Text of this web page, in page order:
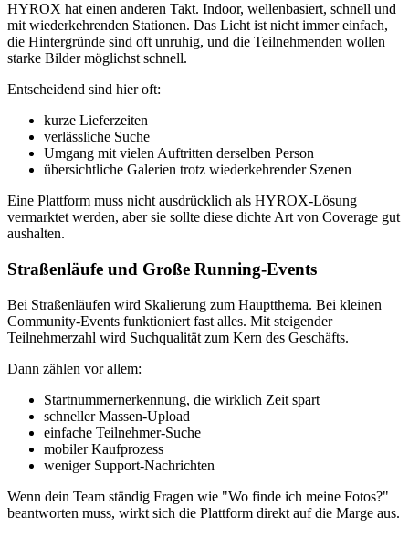
HYROX hat einen anderen Takt. Indoor, wellenbasiert, schnell und
mit wiederkehrenden Stationen. Das Licht ist nicht immer einfach,
die Hintergründe sind oft unruhig, und die Teilnehmenden wollen
starke Bilder möglichst schnell.
Entscheidend sind hier oft:
kurze Lieferzeiten
verlässliche Suche
Umgang mit vielen Auftritten derselben Person
übersichtliche Galerien trotz wiederkehrender Szenen
Eine Plattform muss nicht ausdrücklich als HYROX-Lösung
vermarktet werden, aber sie sollte diese dichte Art von Coverage gut
aushalten.
Straßenläufe und Große Running-Events
Bei Straßenläufen wird Skalierung zum Hauptthema. Bei kleinen
Community-Events funktioniert fast alles. Mit steigender
Teilnehmerzahl wird Suchqualität zum Kern des Geschäfts.
Dann zählen vor allem:
Startnummernerkennung, die wirklich Zeit spart
schneller Massen-Upload
einfache Teilnehmer-Suche
mobiler Kaufprozess
weniger Support-Nachrichten
Wenn dein Team ständig Fragen wie "Wo finde ich meine Fotos?"
beantworten muss, wirkt sich die Plattform direkt auf die Marge aus.